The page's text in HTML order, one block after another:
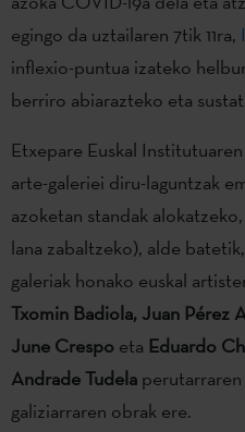
egingo da uztailaren 7tik 11ra,
inflexio-puntua izateko
berriro abiarazteko eta
Etxepare Euskal
arte-galeriei diru-laguntzak
azoketan standak
lana zabaltzeko), alde
galeriak honako euskal
Txomin Badiola, Juan Pérez
June Crespo eta Eduardo
Andrade Tudela
galiziarraren obrak ere.